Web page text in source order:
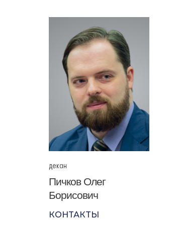
декан
Пичков Олег
Борисович
КОНТАКТЫ